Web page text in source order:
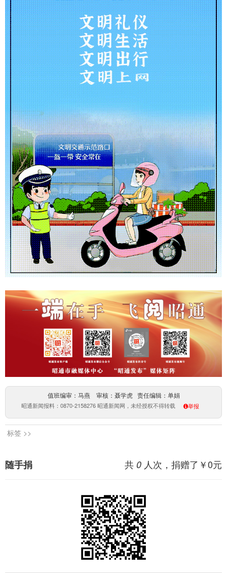
值班编审：马燕 审核：聂学虎 责任编辑：单娟
昭通新闻报料：0870-2158276 昭通新闻网，未经授权不得转载 举报
标签 >>
共 0 人次，捐赠了￥0元
随手捐